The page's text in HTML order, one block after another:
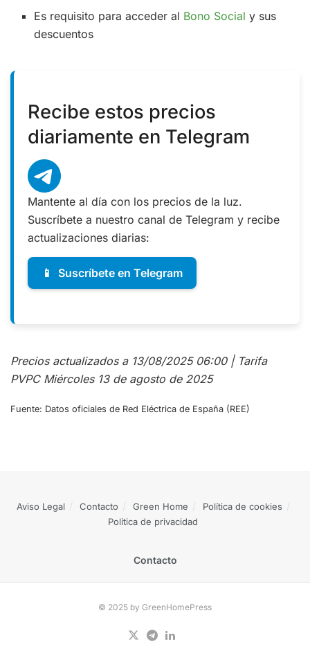
Es requisito para acceder al Bono Social y sus
descuentos
Recibe estos precios
diariamente en Telegram
Mantente al día con los precios de la luz.
Suscríbete a nuestro canal de Telegram y recibe
actualizaciones diarias:
📱 Suscríbete en Telegram
Precios actualizados a 13/08/2025 06:00 | Tarifa
PVPC Miércoles 13 de agosto de 2025
Fuente: Datos oficiales de Red Eléctrica de España (REE)
Aviso Legal Contacto Green Home
Política de cookies
Política de privacidad
Contacto
© 2025 by GreenHomePress